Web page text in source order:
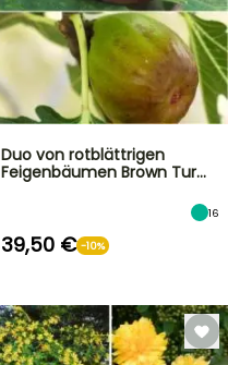
Duo von rotblättrigen
Feigenbäumen Brown Tur…
16
39,50 € -10%